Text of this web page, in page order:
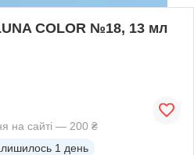
COLOR №18, 13 мл
на сайті — 200 ₴
1 день